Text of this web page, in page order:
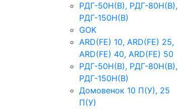
РДГ-50Н(В), РДГ-80Н(В),
РДГ-150Н(В)
GOK
ARD(FE) 10, ARD(FE) 25,
ARD(FE) 40, ARD(FE) 50
РДГ-50Н(В), РДГ-80Н(В),
РДГ-150Н(В)
Домовенок 10 П(У), 25
П(У)